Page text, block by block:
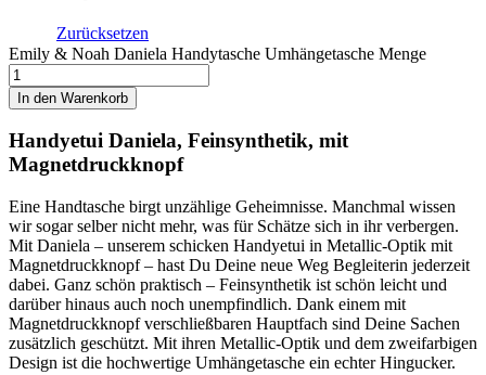
Zurücksetzen
Emily & Noah Daniela Handytasche Umhängetasche Menge
In den Warenkorb
Handyetui Daniela, Feinsynthetik, mit
Magnetdruckknopf
Eine Handtasche birgt unzählige Geheimnisse. Manchmal wissen
wir sogar selber nicht mehr, was für Schätze sich in ihr verbergen.
Mit Daniela – unserem schicken Handyetui in Metallic-Optik mit
Magnetdruckknopf – hast Du Deine neue Weg Begleiterin jederzeit
dabei. Ganz schön praktisch – Feinsynthetik ist schön leicht und
darüber hinaus auch noch unempfindlich. Dank einem mit
Magnetdruckknopf verschließbaren Hauptfach sind Deine Sachen
zusätzlich geschützt. Mit ihren Metallic-Optik und dem zweifarbigen
Design ist die hochwertige Umhängetasche ein echter Hingucker.